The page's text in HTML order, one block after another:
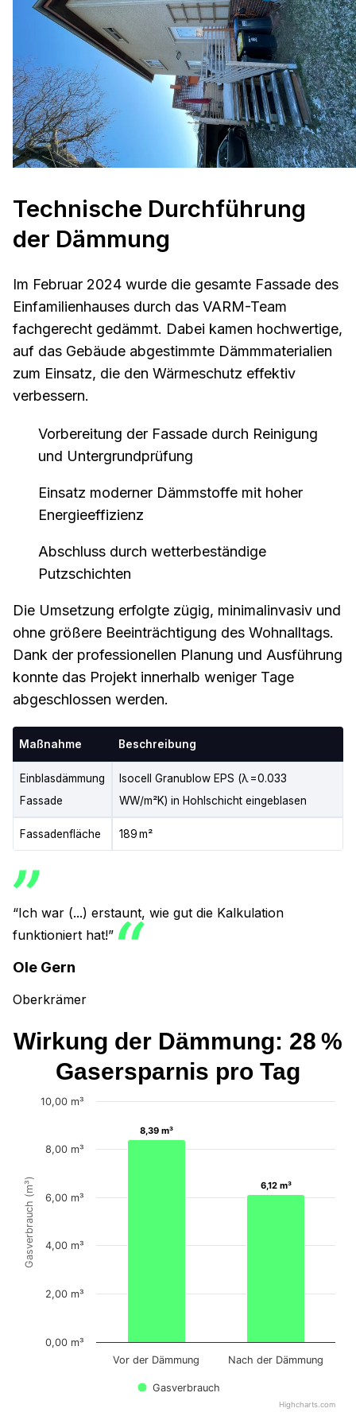
Technische Durchführung
der Dämmung
Im Februar 2024 wurde die gesamte Fassade des
Einfamilienhauses durch das VARM-Team
fachgerecht gedämmt. Dabei kamen hochwertige,
auf das Gebäude abgestimmte Dämmmaterialien
zum Einsatz, die den Wärmeschutz effektiv
verbessern.
Vorbereitung der Fassade durch Reinigung
und Untergrundprüfung
Einsatz moderner Dämmstoffe mit hoher
Energieeffizienz
Abschluss durch wetterbeständige
Putzschichten
Die Umsetzung erfolgte zügig, minimalinvasiv und
ohne größere Beeinträchtigung des Wohnalltags.
Dank der professionellen Planung und Ausführung
konnte das Projekt innerhalb weniger Tage
abgeschlossen werden.
Maßnahme Beschreibung
Einblasdämmung
Fassade
Isocell Granublow EPS (λ =0.033
WW/m²K) in Hohlschicht eingeblasen
Fassadenfläche 189 m²
“Ich war (...) erstaunt, wie gut die Kalkulation
funktioniert hat!”
Ole Gern
Oberkrämer
Wirkung der Dämmung: 28 %
Gasersparnis pro Tag
Gasverbrauch (m³)
8,39 m³
8,39 m³
6,12 m³
6,12 m³
Gasverbrauch
Vor der Dämmung Nach der Dämmung
0,00 m³
2,00 m³
4,00 m³
6,00 m³
8,00 m³
10,00 m³
Highcharts.com